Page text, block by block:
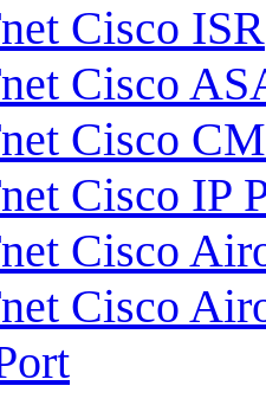
Cisco ISR
Cisco
Cisco
Cisco IP
Cisco
Cisco